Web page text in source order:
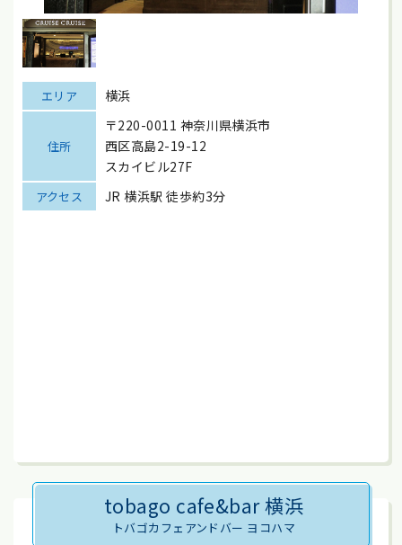
エリア 横浜
住所
〒220-0011 神奈川県横浜市
西区高島2-19-12
スカイビル27F
アクセス JR 横浜駅 徒歩約3分
tobago cafe&bar 横浜
トバゴカフェアンドバー ヨコハマ